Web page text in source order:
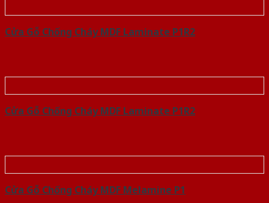
Cửa Gỗ Chống Cháy MDF Laminate P1R2
Cửa Gỗ Chống Cháy MDF Laminate P1R2
Cửa Gỗ Chống Cháy MDF Melamine P1